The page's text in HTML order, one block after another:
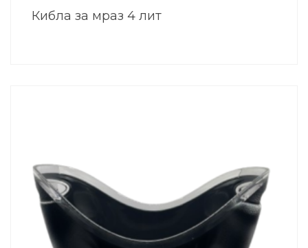
Кибла за мраз 4 лит